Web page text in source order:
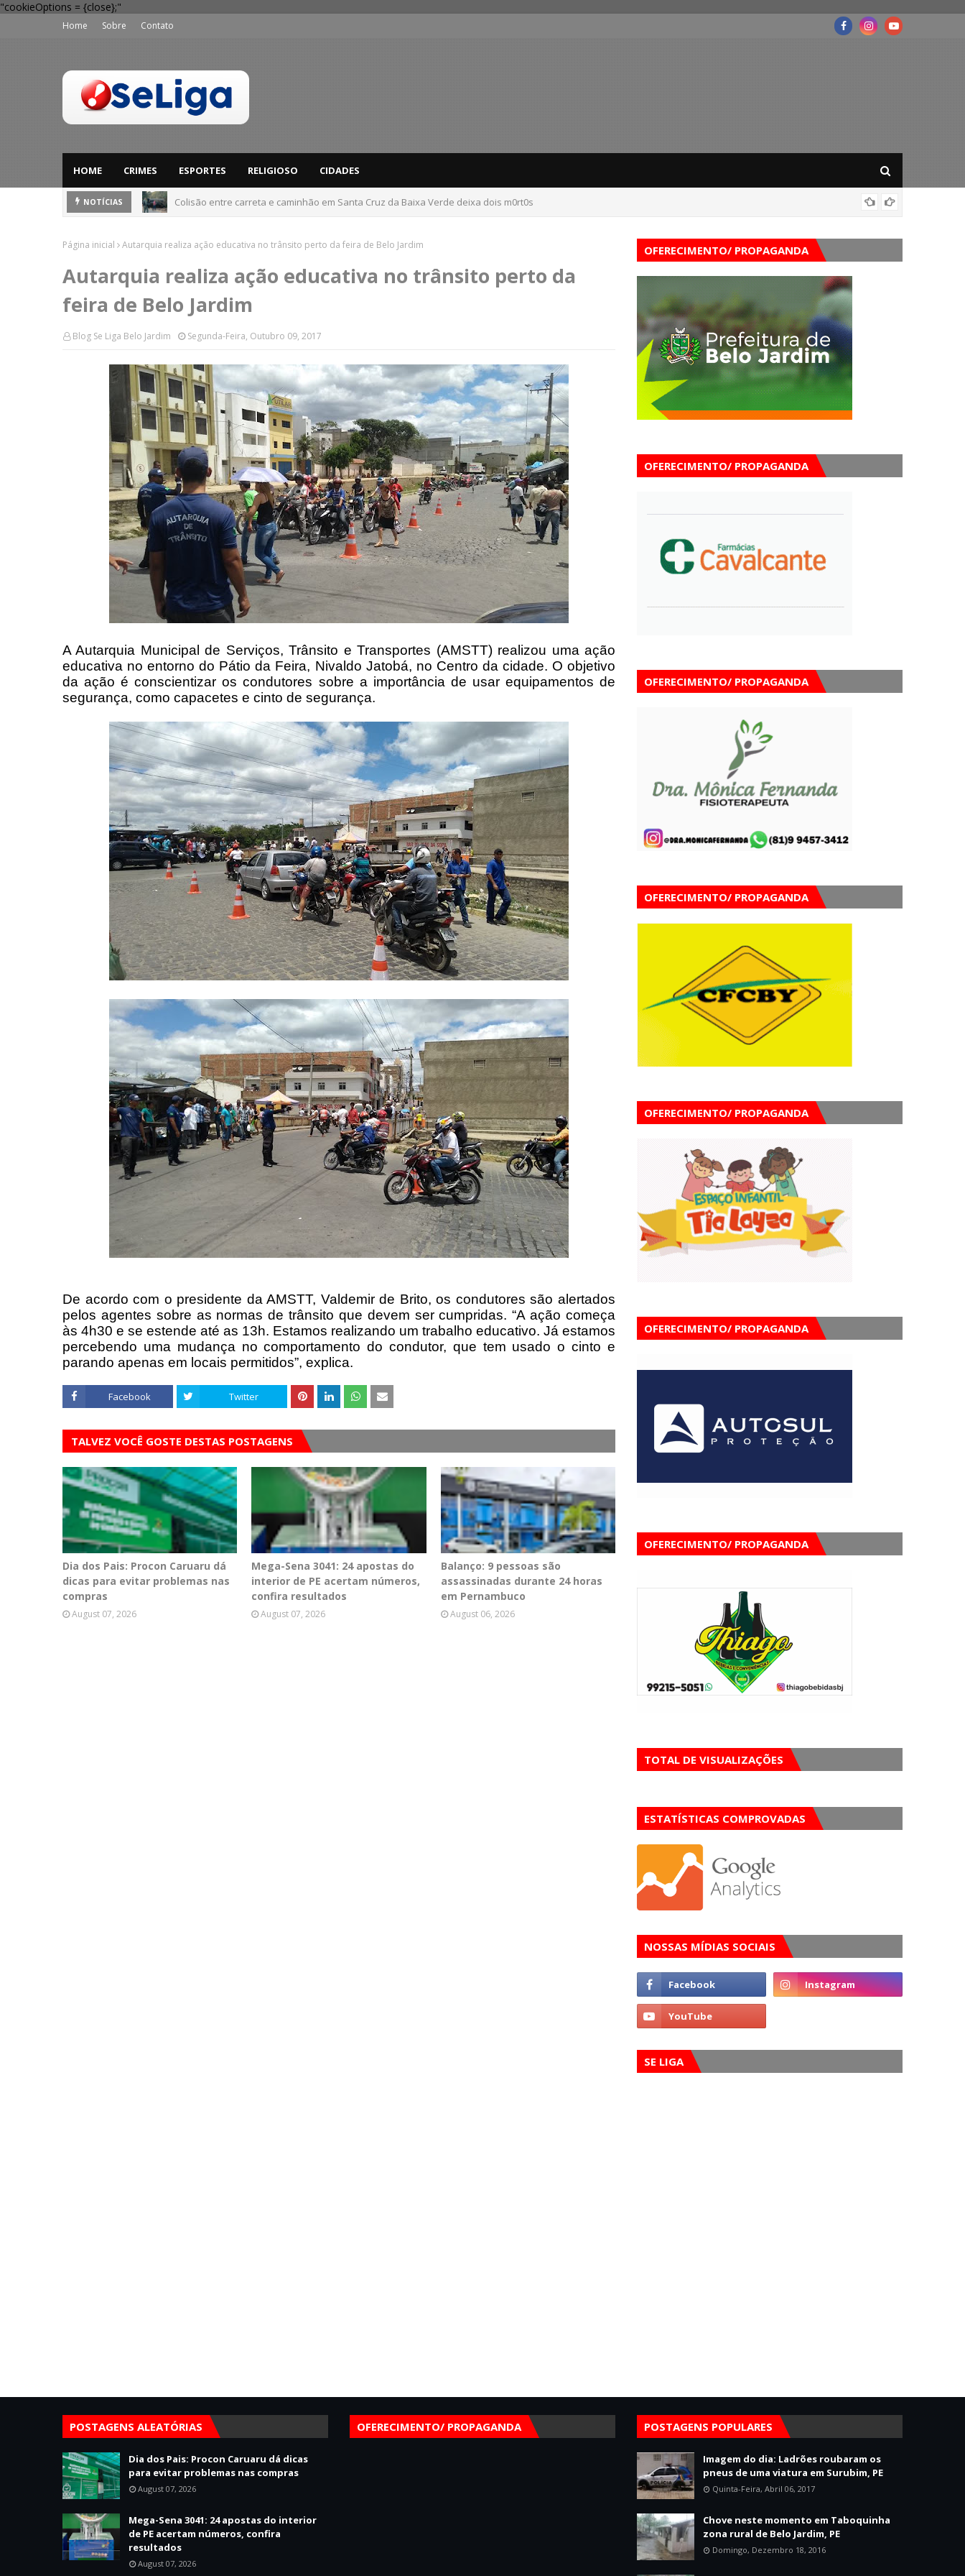
"cookieOptions = {close};"
Home Sobre Contato
HOME CRIMES ESPORTES RELIGIOSO CIDADES
NOTÍCIAS
Dia dos Pais: Procon Caruaru dá dicas para evitar problemas nas compras
Página inicial Autarquia realiza ação educativa no trânsito perto da feira de Belo Jardim
Autarquia realiza ação educativa no trânsito perto da
feira de Belo Jardim
Blog Se Liga Belo Jardim Segunda-Feira, Outubro 09, 2017
A Autarquia Municipal de Serviços, Trânsito e Transportes (AMSTT) realizou uma ação
educativa no entorno do Pátio da Feira, Nivaldo Jatobá, no Centro da cidade. O objetivo
da ação é conscientizar os condutores sobre a importância de usar equipamentos de
segurança, como capacetes e cinto de segurança.
De acordo com o presidente da AMSTT, Valdemir de Brito, os condutores são alertados
pelos agentes sobre as normas de trânsito que devem ser cumpridas. “A ação começa
às 4h30 e se estende até as 13h. Estamos realizando um trabalho educativo. Já estamos
percebendo uma mudança no comportamento do condutor, que tem usado o cinto e
parando apenas em locais permitidos”, explica.
Facebook Twitter
TALVEZ VOCÊ GOSTE DESTAS POSTAGENS
Dia dos Pais: Procon Caruaru dá
dicas para evitar problemas nas
compras
August 07, 2026
Mega-Sena 3041: 24 apostas do
interior de PE acertam números,
confira resultados
August 07, 2026
Balanço: 9 pessoas são
assassinadas durante 24 horas
em Pernambuco
August 06, 2026
OFERECIMENTO/ PROPAGANDA
OFERECIMENTO/ PROPAGANDA
OFERECIMENTO/ PROPAGANDA
OFERECIMENTO/ PROPAGANDA
OFERECIMENTO/ PROPAGANDA
OFERECIMENTO/ PROPAGANDA
OFERECIMENTO/ PROPAGANDA
TOTAL DE VISUALIZAÇÕES
ESTATÍSTICAS COMPROVADAS
NOSSAS MÍDIAS SOCIAIS
SE LIGA
POSTAGENS ALEATÓRIAS
Dia dos Pais: Procon Caruaru dá dicas
para evitar problemas nas compras
August 07, 2026
Mega-Sena 3041: 24 apostas do interior
de PE acertam números, confira
resultados
August 07, 2026
OFERECIMENTO/ PROPAGANDA POSTAGENS POPULARES
Imagem do dia: Ladrões roubaram os
pneus de uma viatura em Surubim, PE
Quinta-Feira, Abril 06, 2017
Chove neste momento em Taboquinha
zona rural de Belo Jardim, PE
Domingo, Dezembro 18, 2016